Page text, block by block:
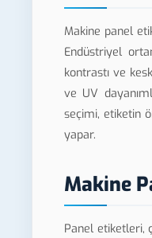
Makine panel
Endüstriyel
kontrastı ve
ve UV
seçimi, etiketin
yapar.
Makine
Panel etiketleri,